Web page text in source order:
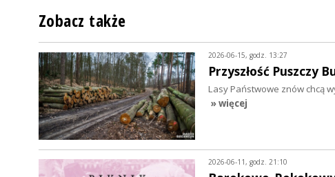
Zobacz także
2026-06-15, godz. 13:27
Przyszłość Puszczy
Lasy Państwowe znów chcą
» więcej
2026-06-11, godz. 21:10